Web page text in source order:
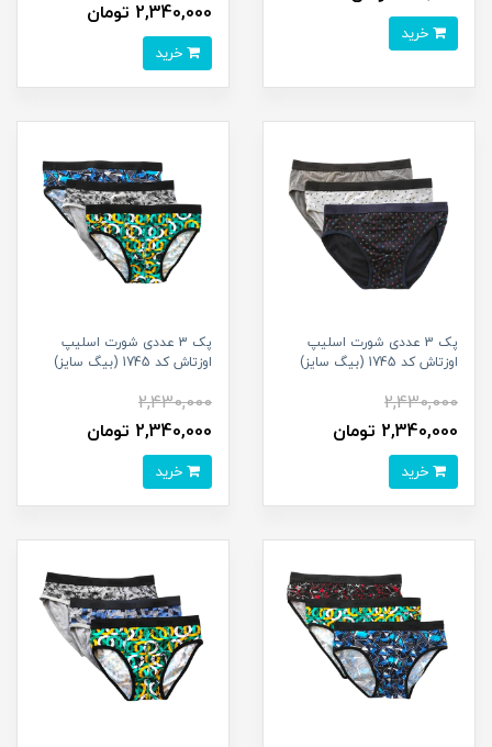
2,340,000 تومان
پک 3 عددی شورت اسلیپ
اوزتاش کد 1745 (بیگ سایز)
2,430,000
2,340,000 تومان
پک 3 عددی شورت اسلیپ
اوزتاش کد 1745 (بیگ سایز)
2,430,000
2,340,000 تومان